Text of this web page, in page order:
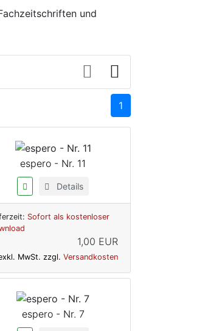
und
1
espero - Nr. 11
Details
Sofort als kostenloser
1,00 EUR
MwSt. zzgl. Versandkosten
espero - Nr. 7